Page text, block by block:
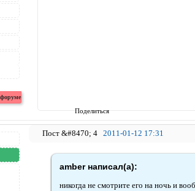
Поделиться
4 2011-01-12 17:31
amber написал(а):
никогда не смотрите его на ночь и